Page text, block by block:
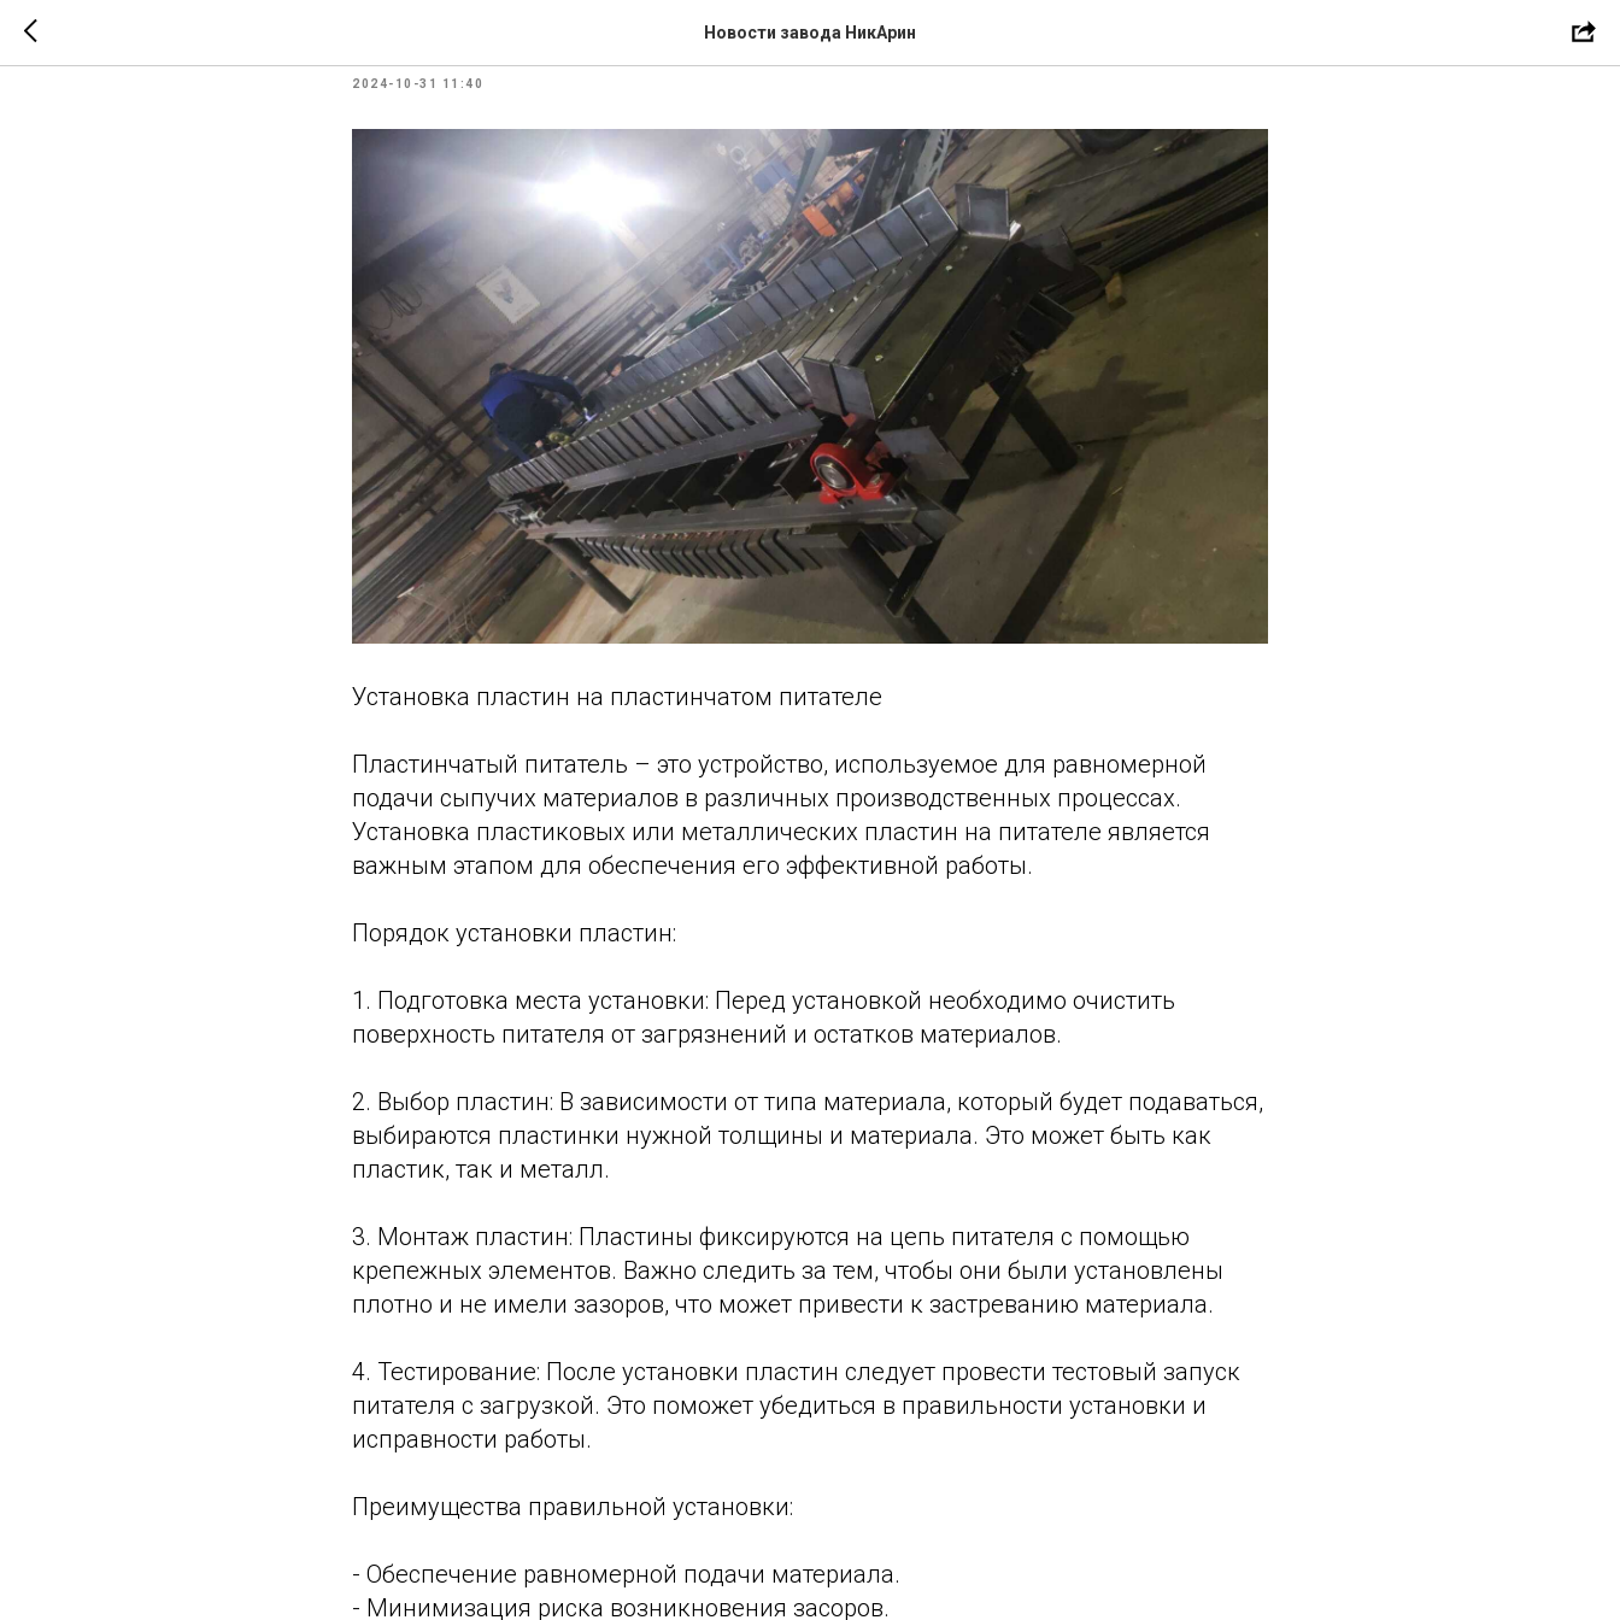
Новости завода НикАрин
Питатель пластинчатый
2024-10-31 11:40
Установка пластин на пластинчатом питателе
Пластинчатый питатель – это устройство, используемое для равномерной
подачи сыпучих материалов в различных производственных процессах.
Установка пластиковых или металлических пластин на питателе является
важным этапом для обеспечения его эффективной работы.
Порядок установки пластин:
1. Подготовка места установки: Перед установкой необходимо очистить
поверхность питателя от загрязнений и остатков материалов.
2. Выбор пластин: В зависимости от типа материала, который будет подаваться,
выбираются пластинки нужной толщины и материала. Это может быть как
пластик, так и металл.
3. Монтаж пластин: Пластины фиксируются на цепь питателя с помощью
крепежных элементов. Важно следить за тем, чтобы они были установлены
плотно и не имели зазоров, что может привести к застреванию материала.
4. Тестирование: После установки пластин следует провести тестовый запуск
питателя с загрузкой. Это поможет убедиться в правильности установки и
исправности работы.
Преимущества правильной установки:
- Обеспечение равномерной подачи материала.
- Минимизация риска возникновения засоров.